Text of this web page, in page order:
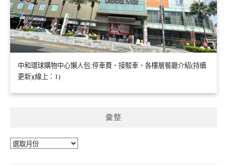
中和環球購物中心懶人包:停車費、接駁車、各樓層餐廳介紹(持續
更新)(線上：1)
彙整
彙